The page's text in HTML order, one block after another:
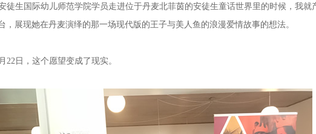
生国际幼儿师范学院学员走进位于丹麦北菲茵的安徒生童话世界里的时候，我就
展现她在丹麦演绎的那一场现代版的王子与美人鱼的浪漫爱情故事的想法。
日，这个愿望变成了现实。